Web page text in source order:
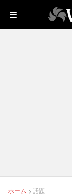
ホーム 話題